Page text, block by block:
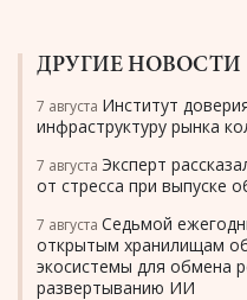
ДРУГИЕ НОВОСТИ
7 августа Институт
инфраструктуру рынка
7 августа Эксперт
от стресса при выпуске
7 августа Седьмой
открытым хранилищам
экосистемы для обмена
развертыванию ИИ